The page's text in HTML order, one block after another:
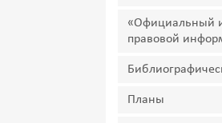
«Официальный
правовой
Планы